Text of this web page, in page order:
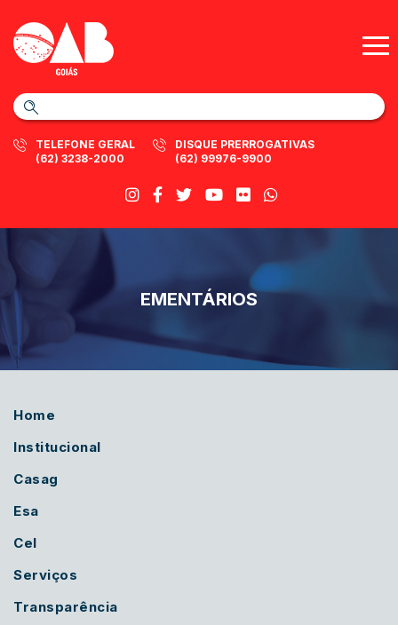
TELEFONE GERAL
(62) 3238-2000
DISQUE PRERROGATIVAS
(62) 99976-9900
EMENTÁRIOS
Home
Institucional
Casag
Esa
Cel
Serviços
Transparência